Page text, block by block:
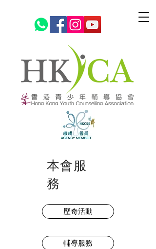
本會服
務
歷奇活動
輔導服務